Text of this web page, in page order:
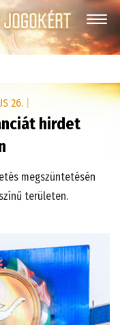
26.
hirdet
megszüntetésén
területen.